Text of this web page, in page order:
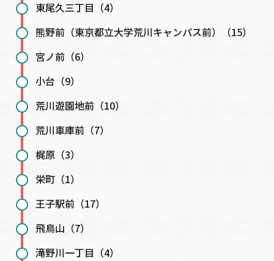
東尾久三丁目（4）
熊野前（東京都立大学荒川キャンパス前）（15）
宮ノ前（6）
小台（9）
荒川遊園地前（10）
荒川車庫前（7）
梶原（3）
栄町（1）
王子駅前（17）
飛鳥山（7）
滝野川一丁目（4）